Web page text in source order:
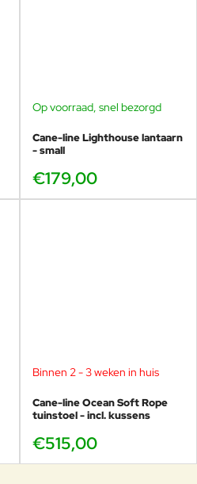
Op voorraad, snel bezorgd
Cane-line Lighthouse lantaarn
- small
€179,00
Binnen 2 - 3 weken in huis
Cane-line Ocean Soft Rope
tuinstoel - incl. kussens
€515,00